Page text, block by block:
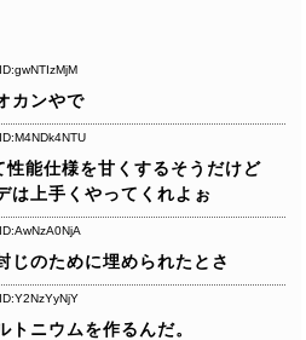
ID:gwNTIzMjM
カンやで
ID:M4NDk4NTU
能仕様を甘くするそうだけど
は上手くやってくれよぉ
ID:AwNzA0NjA
じのために埋められたとさ
ID:Y2NzYyNjY
トニウムを作るんだ。